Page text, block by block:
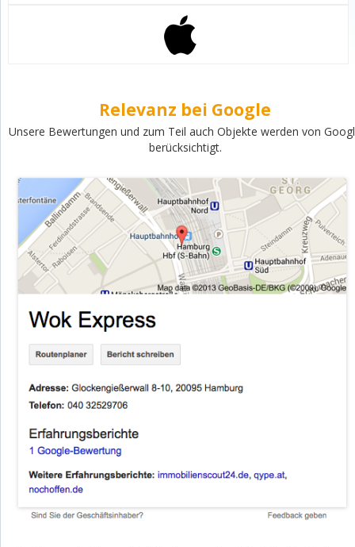
Relevanz bei Google
Unsere Bewertungen und zum Teil auch Objekte werden von
berücksichtigt.